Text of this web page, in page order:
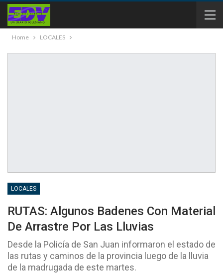
Home LOCALES
LOCALES
RUTAS: Algunos Badenes Con Material
De Arrastre Por Las Lluvias
Desde la Policía de San Juan informaron el estado de
las rutas y caminos de la provincia luego de la lluvia
de la madrugada de este martes.